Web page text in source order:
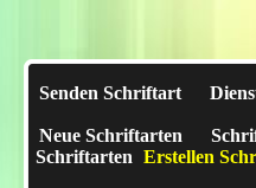
Senden Schriftart
Neue Schriftarten
Schriftarten Erstellen